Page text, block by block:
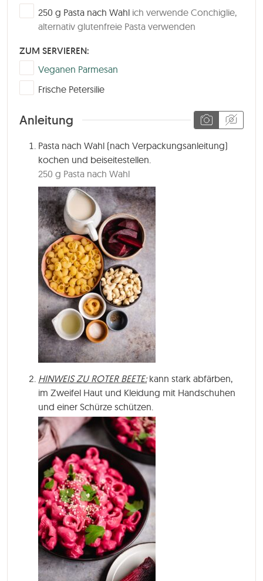
▢
250 g Pasta nach Wahl ich verwende Conchiglie,
alternativ glutenfreie Pasta verwenden
ZUM SERVIEREN:
▢
Veganen Parmesan
▢
Frische Petersilie
Anleitung
Pasta nach Wahl (nach Verpackungsanleitung)
kochen und beiseitestellen.
250 g Pasta nach Wahl
HINWEIS ZU ROTER BEETE:kann stark abfärben,
im Zweifel Haut und Kleidung mit Handschuhen
und einer Schürze schützen.